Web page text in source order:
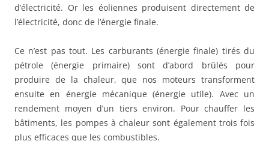
d’électricité. Or les éoliennes produisent directement de
l’électricité, donc de l’énergie finale.
Ce n’est pas tout. Les carburants (énergie finale) tirés du
pétrole (énergie primaire) sont d’abord brûlés pour
produire de la chaleur, que nos moteurs transforment
ensuite en énergie mécanique (énergie utile). Avec un
rendement moyen d’un tiers environ. Pour chauffer les
bâtiments, les pompes à chaleur sont également trois fois
plus efficaces que les combustibles.